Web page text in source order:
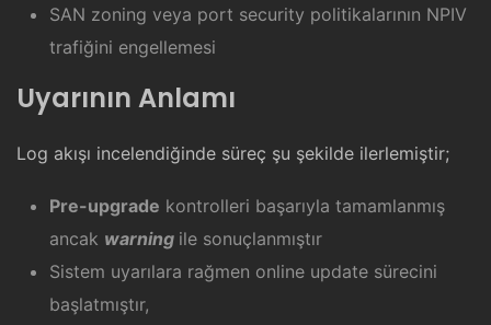
SAN zoning veya port security politikalarının NPIV
trafiğini engellemesi
Uyarının Anlamı
Log akışı incelendiğinde süreç şu şekilde ilerlemiştir;
Pre-upgrade kontrolleri başarıyla tamamlanmış
ancak warning ile sonuçlanmıştır
Sistem uyarılara rağmen online update sürecini
başlatmıştır,